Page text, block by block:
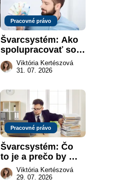
Pracovné právo
Švarcsystém: Ako
spolupracovať so
živnostníkom
legálne a bez
Viktória Kertészová
31. 07. 2026
Pracovné právo
Švarcsystém: Čo
to je a prečo by
vás to malo
zaujímať
Viktória Kertészová
29. 07. 2026